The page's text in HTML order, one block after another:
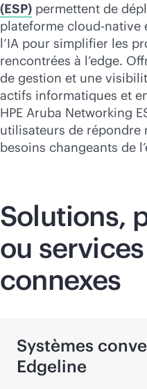
(ESP) permettent de
plateforme cloud-native
l’IA pour simplifier les
rencontrées à l’edge.
de gestion et une
actifs informatiques et
HPE Aruba Networking
utilisateurs de répondre
besoins changeants de
Solutions,
ou services
connexes
Systèmes
Edgeline